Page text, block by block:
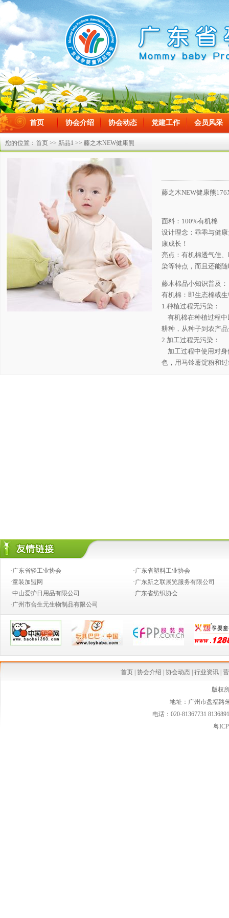
首页 协会介绍 协会动态 党建工作 会员风采
在线留言
您的位置： 首页 >> 新品1 >> 藤之木NEW健康熊
藤之木NEW健康熊
面料：100%有机棉
设计理念：乖乖与健
康成长！
亮点：有机棉透气佳
染等特点，而且还能
藤木棉品小知识普及：
有机棉：即生态棉或
1.种植过程无污染：
有机棉在种植过程中
耕种，从种子到农产
2.加工过程无污染：
加工过程中使用对身
色，用马铃薯淀粉和
·广东省轻工业协会
·广东省塑料工业协会
·童装加盟网
·广东新之联展览服务有限公司
·中山爱护日用品有限公司
·广东省纺织协会
·广州市合生元生物制品有限公司
首页 协会介绍 协会动态 行业资讯
版权
地址：广州市盘福路
电话：020-81367731
粤